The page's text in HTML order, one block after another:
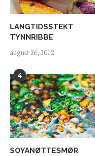
LANGTIDSSTEKT
TYNNRIBBE
august 26, 2012
4
SOYANØTTESMØR